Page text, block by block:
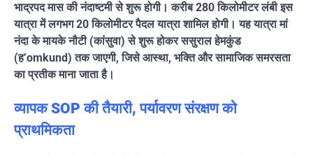
भाद्रपद मास की नंदाष्टमी से शुरू होगी। करीब 280 किलोमीटर लंबी इस
यात्रा में लगभग 20 किलोमीटर पैदल यात्रा शामिल होगी। यह यात्रा मां
नंदा के मायके नौटी (कांसुवा) से शुरू होकर ससुराल हेमकुंड
(ह’omkund) तक जाएगी, जिसे आस्था, भक्ति और सामाजिक समरसता
का प्रतीक माना जाता है।
व्यापक SOP की तैयारी, पर्यावरण संरक्षण को
प्राथमिकता